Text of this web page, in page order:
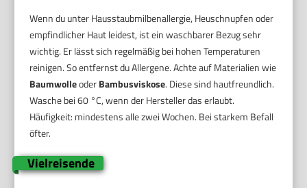
Wenn du unter Hausstaubmilbenallergie, Heuschnupfen oder
empfindlicher Haut leidest, ist ein waschbarer Bezug sehr
wichtig. Er lässt sich regelmäßig bei hohen Temperaturen
reinigen. So entfernst du Allergene. Achte auf Materialien wie
BaumwolleoderBambusviskose. Diese sind hautfreundlich.
Wasche bei 60 °C, wenn der Hersteller das erlaubt.
Häufigkeit: mindestens alle zwei Wochen. Bei starkem Befall
öfter.
Vielreisende